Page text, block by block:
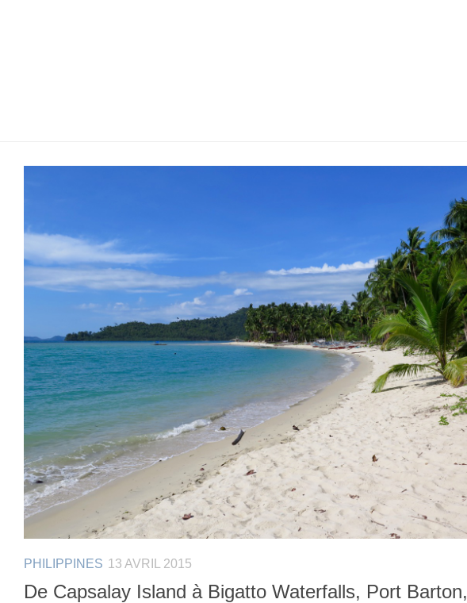
PHILIPPINES 13 AVRIL 2015
De Capsalay Island à Bigatto Waterfalls, Port Barton,